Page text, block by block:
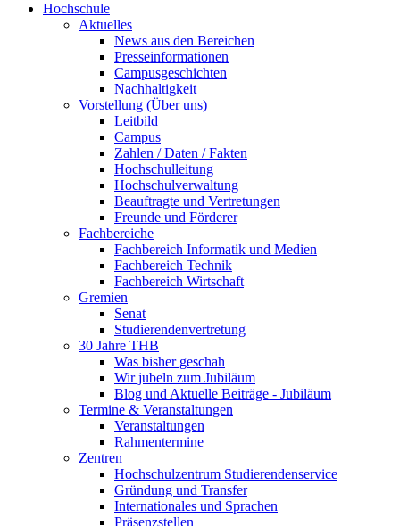
Hochschule
Aktuelles
News aus den Bereichen
Presseinformationen
Campusgeschichten
Nachhaltigkeit
Vorstellung (Über uns)
Leitbild
Campus
Zahlen / Daten / Fakten
Hochschulleitung
Hochschulverwaltung
Beauftragte und Vertretungen
Freunde und Förderer
Fachbereiche
Fachbereich Informatik und Medien
Fachbereich Technik
Fachbereich Wirtschaft
Gremien
Senat
Studierendenvertretung
30 Jahre THB
Was bisher geschah
Wir jubeln zum Jubiläum
Blog und Aktuelle Beiträge - Jubiläum
Termine & Veranstaltungen
Veranstaltungen
Rahmentermine
Zentren
Hochschulzentrum Studierendenservice
Gründung und Transfer
Internationales und Sprachen
Präsenzstellen